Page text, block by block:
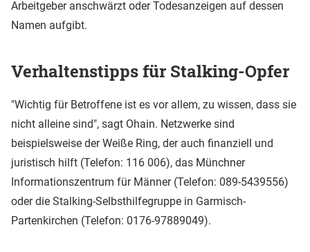
Arbeitgeber anschwärzt oder Todesanzeigen auf dessen
Namen aufgibt.
Verhaltenstipps für Stalking-Opfer
"Wichtig für Betroffene ist es vor allem, zu wissen, dass sie
nicht alleine sind", sagt Ohain. Netzwerke sind
beispielsweise der Weiße Ring, der auch finanziell und
juristisch hilft (Telefon: 116 006), das Münchner
Informationszentrum für Männer (Telefon: 089-5439556)
oder die Stalking-Selbsthilfegruppe in Garmisch-
Partenkirchen (Telefon: 0176-97889049).